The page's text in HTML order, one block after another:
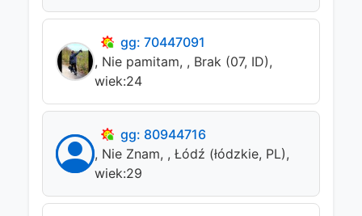
gg: 70447091
, Nie pamitam, , Brak (07, ID),
wiek:24
gg: 80944716
, Nie Znam, , Łódź (łódzkie, PL),
wiek:29